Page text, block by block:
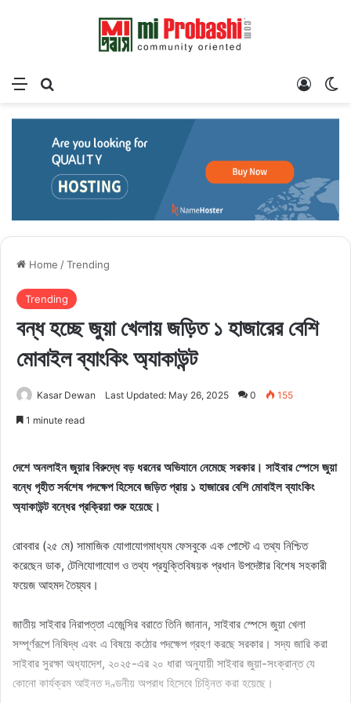
Menu Log In
Home /Trending
Trending
বন্ধ হচ্ছে জুয়া খেলায় জড়িত ১ হাজারের বেশি
মোবাইল ব্যাংকিং অ্যাকাউন্ট
Kasar Dewan Last Updated: May 26, 2025 0 155
1 minute read
দেশে অনলাইন জুয়ার বিরুদ্ধে বড় ধরনের অভিযানে নেমেছে সরকার। সাইবার স্পেসে জুয়া
বন্ধে গৃহীত সর্বশেষ পদক্ষেপ হিসেবে জড়িত প্রায় ১ হাজারের বেশি মোবাইল ব্যাংকিং
অ্যাকাউন্ট বন্ধের প্রক্রিয়া শুরু হয়েছে।
রোববার (২৫ মে) সামাজিক যোগাযোগমাধ্যম ফেসবুকে এক পোস্টে এ তথ্য নিশ্চিত
করেছেন ডাক, টেলিযোগাযোগ ও তথ্য প্রযুক্তিবিষয়ক প্রধান উপদেষ্টার বিশেষ সহকারী
ফয়েজ আহমদ তৈয়্যব।
জাতীয় সাইবার নিরাপত্তা এজেন্সির বরাতে তিনি জানান, সাইবার স্পেসে জুয়া খেলা
সম্পূর্ণরূপে নিষিদ্ধ এবং এ বিষয়ে কঠোর পদক্ষেপ গ্রহণ করছে সরকার। সদ্য জারি করা
সাইবার সুরক্ষা অধ্যাদেশ, ২০২৫-এর ২০ ধারা অনুযায়ী সাইবার জুয়া-সংক্রান্ত যে
কোনো কার্যক্রম আইনত দণ্ডনীয় অপরাধ হিসেবে চিহ্নিত করা হয়েছে।